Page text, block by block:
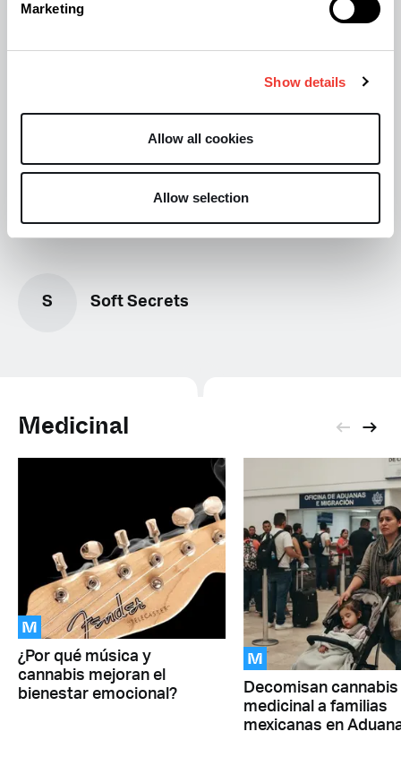
Marketing
Show details
Allow all cookies
Allow selection
Cannabinol: el cannabinoide que protege
neuronas
S Soft Secrets
Medicinal
M
¿Por qué música y
cannabis mejoran el
bienestar emocional?
M
Decomisan cannabis
medicinal a familias
mexicanas en